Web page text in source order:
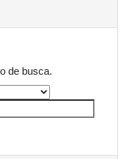
de busca.